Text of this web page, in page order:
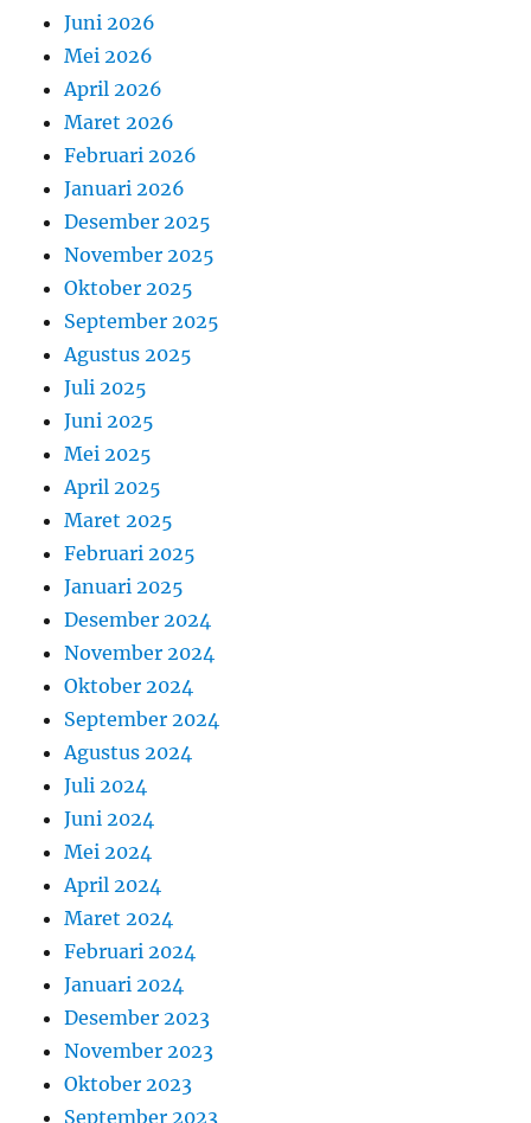
Juni 2026
Mei 2026
April 2026
Maret 2026
Februari 2026
Januari 2026
Desember 2025
November 2025
Oktober 2025
September 2025
Agustus 2025
Juli 2025
Juni 2025
Mei 2025
April 2025
Maret 2025
Februari 2025
Januari 2025
Desember 2024
November 2024
Oktober 2024
September 2024
Agustus 2024
Juli 2024
Juni 2024
Mei 2024
April 2024
Maret 2024
Februari 2024
Januari 2024
Desember 2023
November 2023
Oktober 2023
September 2023